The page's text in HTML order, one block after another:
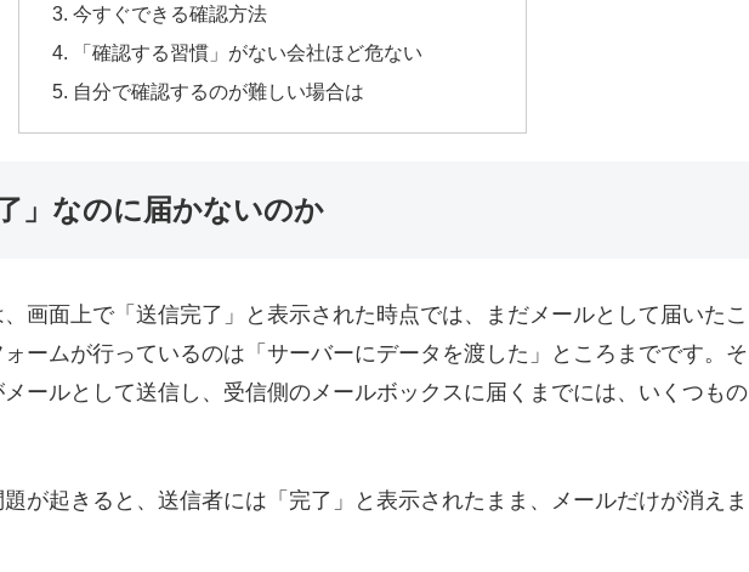
今すぐできる確認方法
「確認する習慣」がない会社ほど危ない
自分で確認するのが難しい場合は
」なのに届かないのか
画面上で「送信完了」と表示された時点では、まだメールとして届いたこ
ームが行っているのは「サーバーにデータを渡した」ところまでです。そ
ールとして送信し、受信側のメールボックスに届くまでには、いくつもの
が起きると、送信者には「完了」と表示されたまま、メールだけが消えま